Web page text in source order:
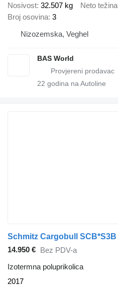
Nosivost 32.507 kg Neto težina
Broj osovina 3
Nizozemska, Veghel
BAS World
22 godina na Autoline
14.950 € Bez PDV-a
Izotermna poluprikolica
2017